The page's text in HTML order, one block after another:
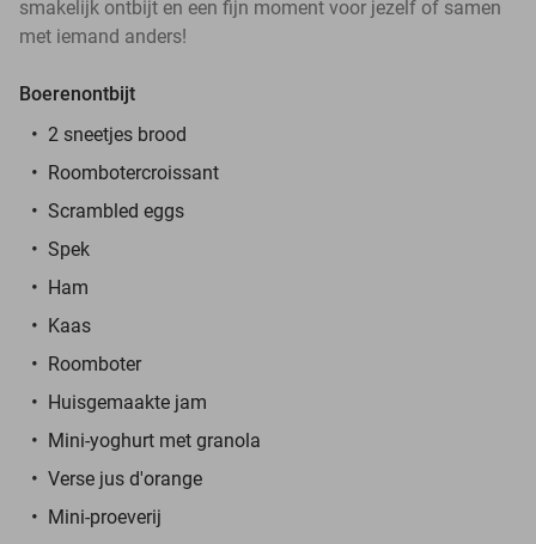
smakelijk ontbijt en een fijn moment voor jezelf of samen
met iemand anders!
Boerenontbijt
2 sneetjes brood
Roombotercroissant
Scrambled eggs
Spek
Ham
Kaas
Roomboter
Huisgemaakte jam
Mini-yoghurt met granola
Verse jus d'orange
Mini-proeverij